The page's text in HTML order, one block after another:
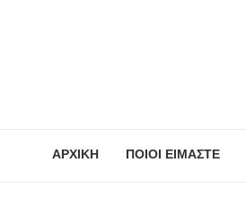
ΑΡΧΙΚΗ ΠΟΙΟΙ ΕΙΜΑΣΤΕ